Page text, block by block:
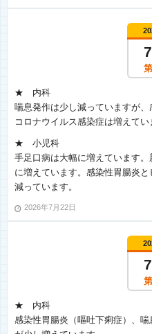
★ 内科
喘息発作は少し減っていますが
コロナウイルス感染症は増えてい
★ 小児科
手足口病は大幅に増えています
に増えています。感染性胃腸炎
減っています。
2026年7月22日
★ 内科
感染性胃腸炎（嘔吐下痢症）、